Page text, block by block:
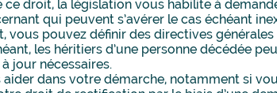
ce droit, la législation vous habilite à
qui peuvent s’avérer le cas échéant
vous pouvez définir des directives
les héritiers d’une personne décédée
jour nécessaires.
aider dans votre démarche, notamment si